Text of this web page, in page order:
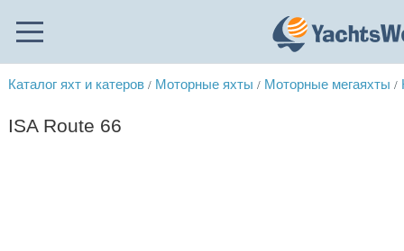
Каталог яхт и катеров / Моторные яхты / Моторные мегаяхты /
ISA Route 66